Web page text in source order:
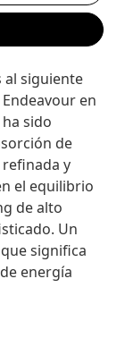
al siguiente
en
sido
de
y
el equilibrio
de alto
Un
significa
energía